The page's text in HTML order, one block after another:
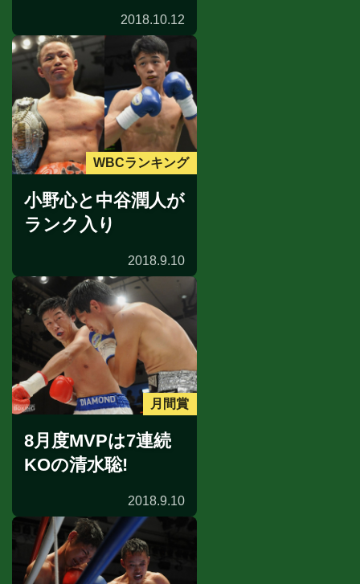
2018.10.12
WBCランキング
小野心と中谷潤人が
ランク入り
2018.9.10
月間賞
8月度MVPは7連続
KOの清水聡!
2018.9.10